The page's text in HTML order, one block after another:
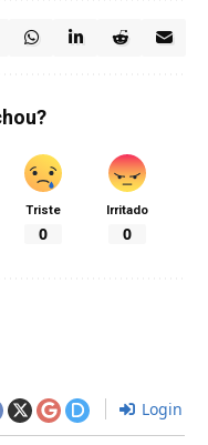
Triste
0
Irritado
0
Login